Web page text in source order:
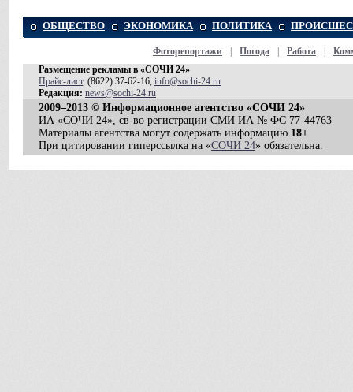
ОБЩЕСТВО ЭКОНОМИКА ПОЛИТИКА
Фоторепортажи Погода Работа
Размещение рекламы в «СОЧИ 24»
Прайс-лист, (8622) 37-62-16, info@sochi-24.ru
Редакция: news@sochi-24.ru
2009–2013 © Информационное агентство «СОЧИ 24»
ИА «СОЧИ 24», св-во регистрации СМИ ИА № ФС 77-44763
Материалы агентства могут содержать информацию 18+
При цитировании гиперссылка на «СОЧИ 24» обязательна.